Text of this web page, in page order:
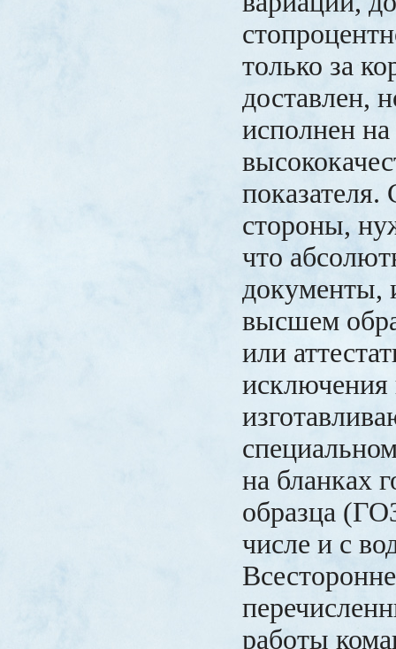
только за
доставлен,
исполнен
показателя.
стороны,
что
документы,
высшем
или
исключения
на бланках
образца
числе и с
работы